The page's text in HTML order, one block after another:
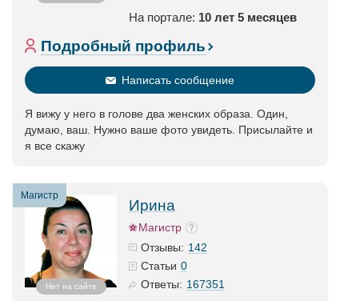
На портале: 10 лет 5 месяцев
Подробный профиль
Написать сообщение
Я вижу у него в голове два женских образа. Один,
думаю, ваш. Нужно ваше фото увидеть. Присылайте и
я все скажу
Магистр
Нет на сайте
Ирина
Магистр
Отзывы: 142
Статьи 0
Ответы: 167351